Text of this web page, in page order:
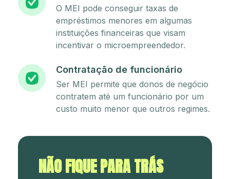
O MEI pode conseguir taxas de
empréstimos menores em algumas
instituições financeiras que visam
incentivar o microempreendedor.
Contratação de funcionário
Ser MEI permite que donos de negócio
contratem até um funcionário por um
custo muito menor que outros regimes.
NÃO FIQUE PARA TRÁS